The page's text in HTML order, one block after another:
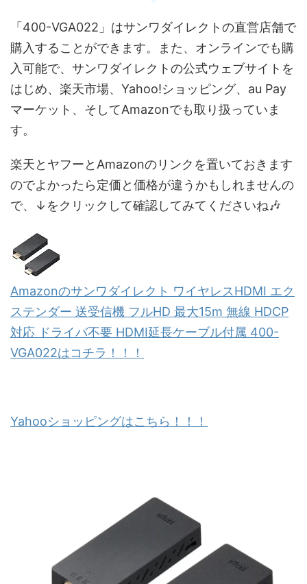
「400-VGA022」はサンワダイレクトの直営店舗で
購入することができます。また、オンラインでも購
入可能で、サンワダイレクトの公式ウェブサイトを
はじめ、楽天市場、Yahoo!ショッピング、au Pay
マーケット、そしてAmazonでも取り扱っていま
す。
楽天とヤフーとAmazonのリンクを置いておきます
のでよかったら定価と価格が違うかもしれませんの
で、↓をクリックして確認してみてくださいね🎶
Amazonのサンワダイレクト ワイヤレスHDMI エク
ステンダー 送受信機 フルHD 最大15m 無線 HDCP
対応 ドライバ不要 HDMI延長ケーブル付属 400-
VGA022はコチラ！！！
Yahooショッピングはこちら！！！